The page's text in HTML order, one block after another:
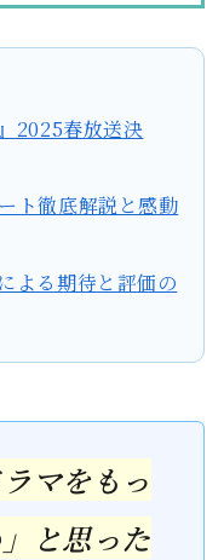
2025春放送決
ト徹底解説と感動
よる期待と評価の
マをもっ
と思った